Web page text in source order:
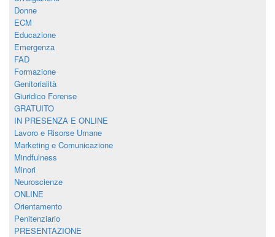
Donne
ECM
Educazione
Emergenza
FAD
Formazione
Genitorialità
Giuridico Forense
GRATUITO
IN PRESENZA E ONLINE
Lavoro e Risorse Umane
Marketing e Comunicazione
Mindfulness
Minori
Neuroscienze
ONLINE
Orientamento
Penitenziario
PRESENTAZIONE